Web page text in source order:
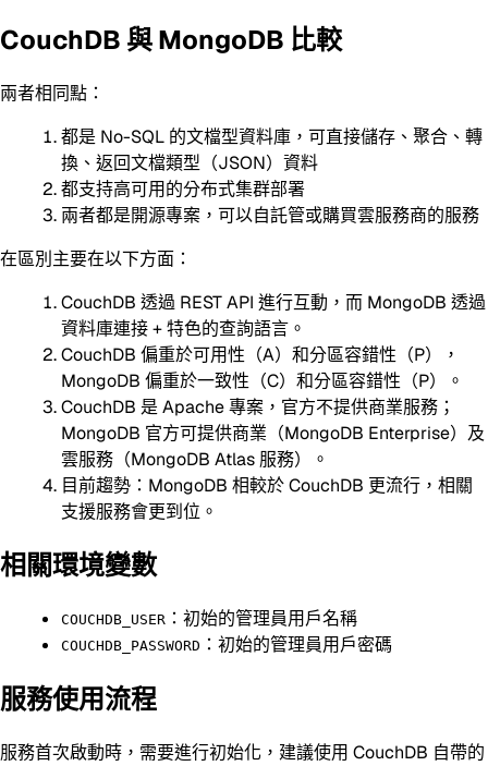
CouchDB 與 MongoDB 比較
兩者相同點：
都是 No-SQL 的文檔型資料庫，可直接儲存、聚合、轉
換、返回文檔類型（JSON）資料
都支持高可用的分布式集群部署
兩者都是開源專案，可以自託管或購買雲服務商的服務
在區別主要在以下方面：
CouchDB 透過 REST API 進行互動，而 MongoDB 透過
資料庫連接 + 特色的查詢語言。
CouchDB 偏重於可用性（A）和分區容錯性（P），
MongoDB 偏重於一致性（C）和分區容錯性（P）。
CouchDB 是 Apache 專案，官方不提供商業服務；
MongoDB 官方可提供商業（MongoDB Enterprise）及
雲服務（MongoDB Atlas 服務）。
目前趨勢：MongoDB 相較於 CouchDB 更流行，相關
支援服務會更到位。
相關環境變數
COUCHDB_USER ：初始的管理員用戶名稱
COUCHDB_PASSWORD ：初始的管理員用戶密碼
服務使用流程
服務首次啟動時，需要進行初始化，建議使用 CouchDB 自帶的